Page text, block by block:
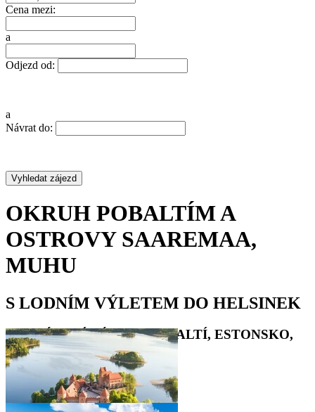
Cena mezi:
a
Odjezd od:
a
Návrat do:
OKRUH POBALTÍM A
OSTROVY SAAREMAA,
MUHU
S LODNÍM VÝLETEM DO HELSINEK
POZNÁVACÍ ZÁJEZD POBALTÍ, ESTONSKO,
LITVA, LOTYŠSKO 2024
•• • •••••••